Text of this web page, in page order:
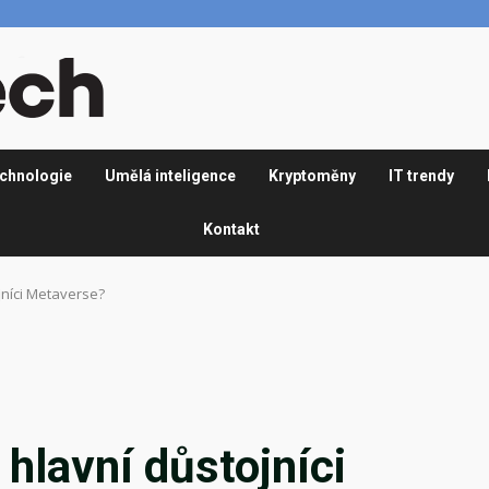
Umělá inteligence Kryptoměny IT trendy
Kontakt
Metaverse?
důstojníci